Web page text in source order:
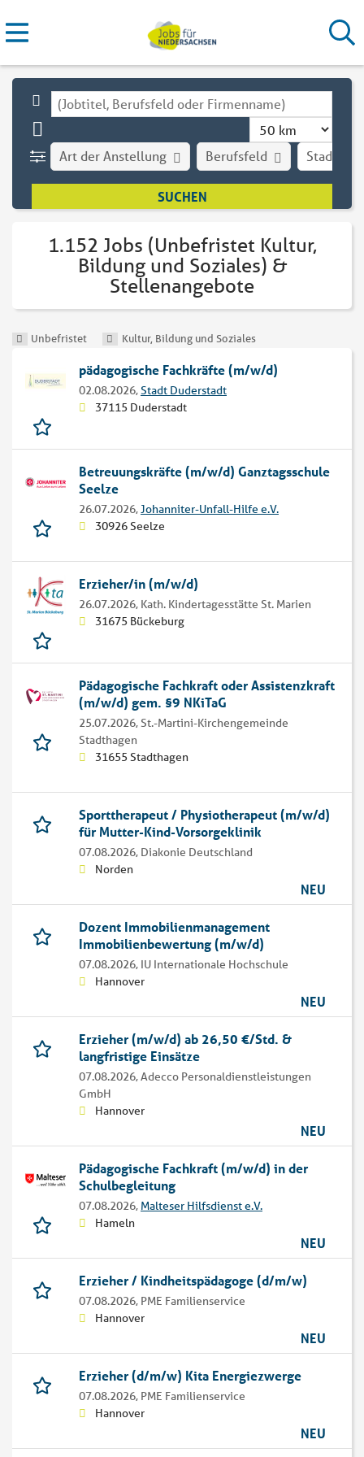
Stadt
Art der Anstellung Berufsfeld
1.152 Jobs (Unbefristet Kultur,
Bildung und Soziales) &
Stellenangebote
Unbefristet Kultur, Bildung und Soziales
pädagogische Fachkräfte (m/w/d)
02.08.2026,Stadt Duderstadt
37115 Duderstadt
Betreuungskräfte (m/w/d) Ganztagsschule
Seelze
26.07.2026,Johanniter-Unfall-Hilfe e.V.
30926 Seelze
Erzieher/in (m/w/d)
26.07.2026, Kath. Kindertagesstätte St. Marien
31675 Bückeburg
Pädagogische Fachkraft oder Assistenzkraft
(m/w/d) gem. §9 NKiTaG
25.07.2026,St.-Martini-Kirchengemeinde
Stadthagen
31655 Stadthagen
Sporttherapeut / Physiotherapeut (m/w/d)
für Mutter-Kind-Vorsorgeklinik
07.08.2026, Diakonie Deutschland
Norden
NEU
Dozent Immobilienmanagement
Immobilienbewertung (m/w/d)
07.08.2026, IU Internationale Hochschule
Hannover
NEU
Erzieher (m/w/d) ab 26,50 €/Std. &
langfristige Einsätze
07.08.2026,Adecco Personaldienstleistungen
GmbH
Hannover
NEU
Pädagogische Fachkraft (m/w/d) in der
Schulbegleitung
07.08.2026, Malteser Hilfsdienst e.V.
Hameln
NEU
Erzieher / Kindheitspädagoge (d/m/w)
07.08.2026, PME Familienservice
Hannover
NEU
Erzieher (d/m/w) Kita Energiezwerge
07.08.2026, PME Familienservice
Hannover
NEU